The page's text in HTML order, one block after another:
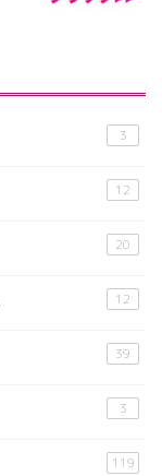
3
12
20
12
39
3
119